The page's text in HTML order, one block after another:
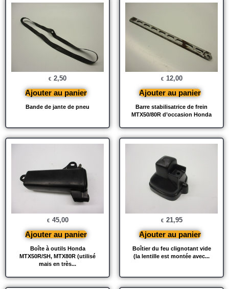
Bande de jante de pneu
€ 2,50
Ajouter au panier
Barre stabilisatrice de frein
MTX50/80R d’occasion Honda
€ 12,00
Ajouter au panier
Boîte à outils Honda
MTX50R/SH, MTX80R (utilisé
mais en très...
€ 45,00
Ajouter au panier
Boîtier du feu clignotant vide
(la lentille est montée avec...
€ 21,95
Ajouter au panier